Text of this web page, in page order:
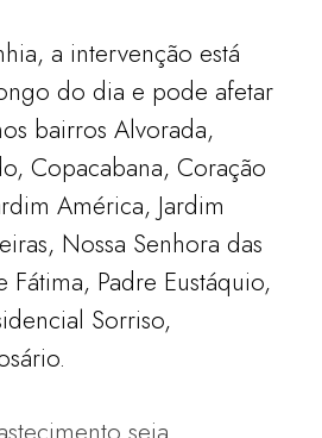
a intervenção está
do dia e pode afetar
bairros Alvorada,
Copacabana, Coração
América, Jardim
Nossa Senhora das
Padre Eustáquio,
Sorriso,